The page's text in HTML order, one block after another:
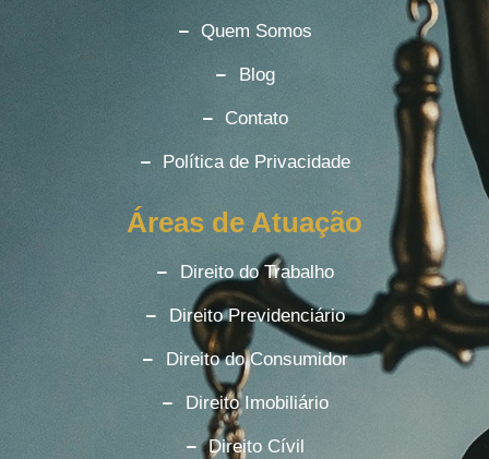
Quem Somos
Blog
Contato
Política de Privacidade
Áreas de Atuação
Direito do Trabalho
Direito Previdenciário
Direito do Consumidor
Direito Imobiliário
Direito Cívil